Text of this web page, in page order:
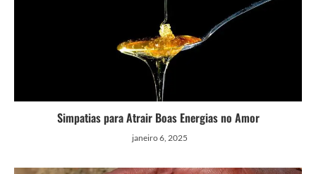
Simpatias para Atrair Boas Energias no Amor
janeiro 6, 2025